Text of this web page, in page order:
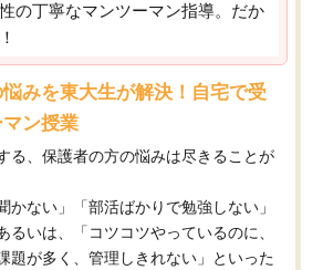
の丁寧なマンツーマン指導。だか
みを東大生が解決！自宅で受
ン授業
る、保護者の方の悩みは尽きることが
かない」「部活ばかりで勉強しない」
るいは、「コツコツやっているのに、
題が多く、管理しきれない」といった